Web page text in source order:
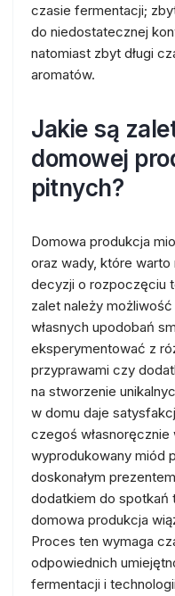
czasie fermentacji;
do niedostatecznej
natomiast zbyt długi
aromatów.
Jakie są
domowej
pitnych?
Domowa produkcja
oraz wady, które
decyzji o rozpoczęciu
zalet należy
własnych upodobań
eksperymentować z
przyprawami czy
na stworzenie
w domu daje
czegoś własnoręcznie
wyprodukowany miód
doskonałym
dodatkiem do spotkań
domowa produkcja
Proces ten wymaga
odpowiednich
fermentacji i